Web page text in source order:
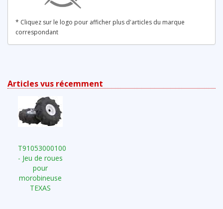
* Cliquez sur le logo pour afficher plus d'articles du marque
correspondant
Articles vus récemment
T91053000100
- Jeu de roues
pour
morobineuse
TEXAS